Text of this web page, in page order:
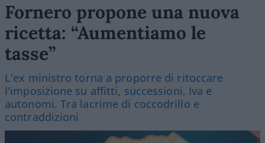
Fornero propone una nuova
ricetta: “Aumentiamo le
tasse”
L'ex ministro torna a proporre di ritoccare
l'imposizione su affitti, successioni, Iva e
autonomi. Tra lacrime di coccodrillo e
contraddizioni